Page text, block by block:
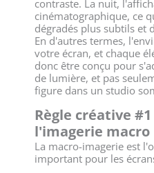
contraste. La nuit,
cinématographique, ce
dégradés plus subtils et
En d'autres termes,
votre écran, et chaque
donc être conçu pour
de lumière, et pas
figure dans un studio
Règle créative
l'imagerie macro
La macro-imagerie est
important pour les